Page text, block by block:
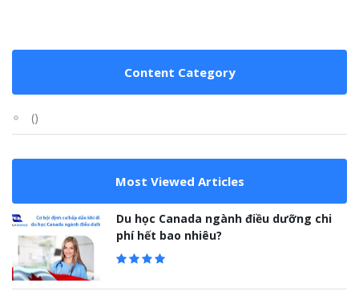
Content Category
()
Most Viewed Articles
Du học Canada ngành điều dưỡng chi
phí hết bao nhiêu?